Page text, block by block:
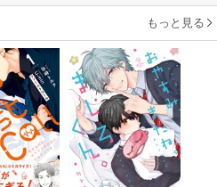
もっと見る